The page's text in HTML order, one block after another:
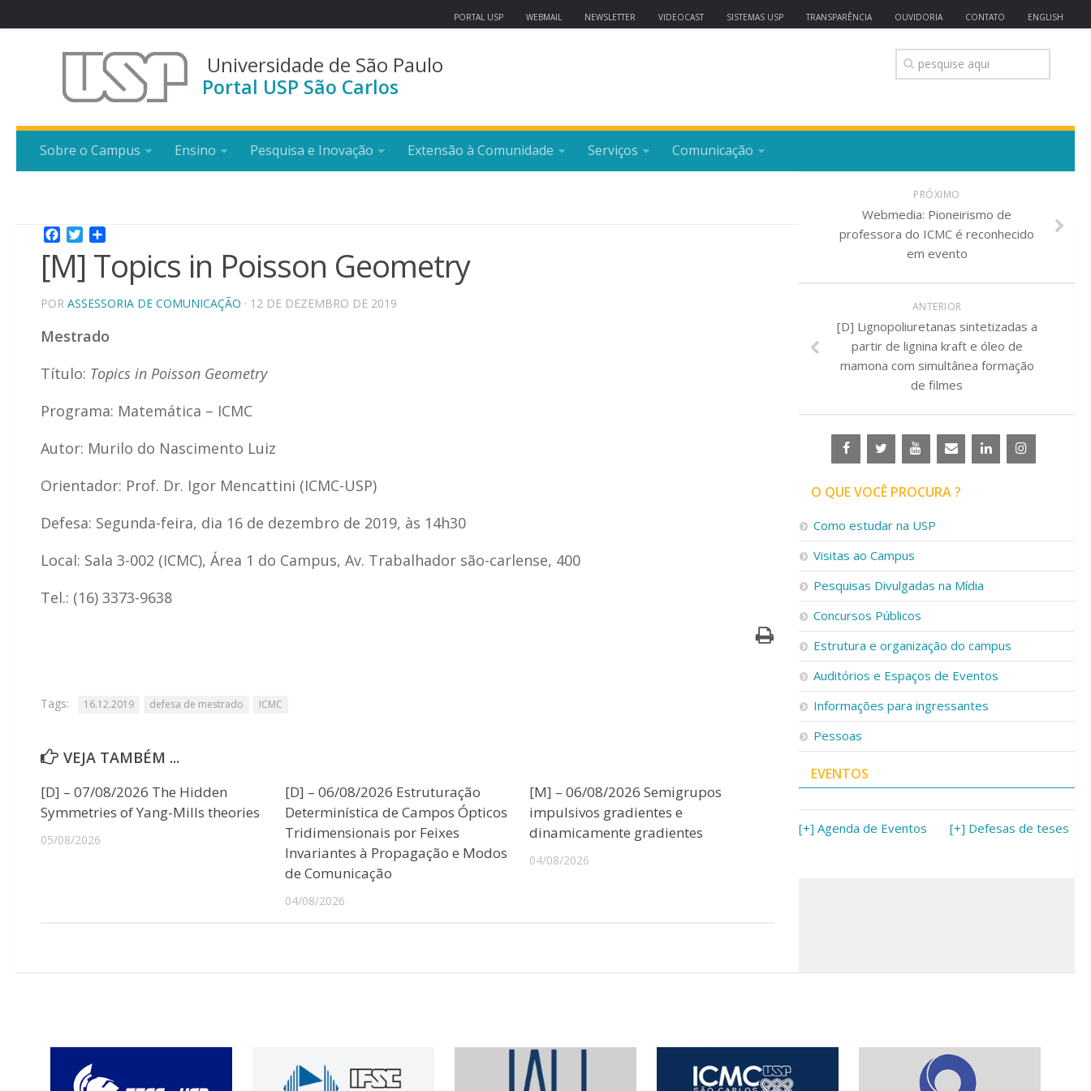
PORTAL USP WEBMAIL NEWSLETTER VIDEOCAST SISTEMAS USP TRANSPARÊNCIA OUVIDORIA CONTATO ENGLISH
Universidade de São Paulo
Portal USP São Carlos
Sobre o Campus Ensino Pesquisa e Inovação Extensão à Comunidade Serviços Comunicação
Facebook
Twitter
[M] Topics in Poisson Geometry
POR ASSESSORIA DE COMUNICAÇÃO · 12 DE DEZEMBRO DE 2019
Mestrado
Título: Topics in Poisson Geometry
Programa: Matemática – ICMC
Autor: Murilo do Nascimento Luiz
Orientador: Prof. Dr. Igor Mencattini (ICMC-USP)
Defesa: Segunda-feira, dia 16 de dezembro de 2019, às 14h30
Local: Sala 3-002 (ICMC), Área 1 do Campus, Av. Trabalhador são-carlense, 400
Tel.: (16) 3373-9638
Tags: 16.12.2019 defesa de mestrado ICMC
VEJA TAMBÉM ...
[D] – 07/08/2026 The Hidden
Symmetries of Yang-Mills theories
05/08/2026
[D] – 06/08/2026 Estruturação
Determinística de Campos Ópticos
Tridimensionais por Feixes
Invariantes à Propagação e Modos
de Comunicação
04/08/2026
[M] – 06/08/2026 Semigrupos
impulsivos gradientes e
dinamicamente gradientes
04/08/2026
PRÓXIMO
Webmedia: Pioneirismo de
professora do ICMC é reconhecido
em evento
ANTERIOR
[D] Lignopoliuretanas sintetizadas a
partir de lignina kraft e óleo de
mamona com simultânea formação
de filmes
O QUE VOCÊ PROCURA ?
Como estudar na USP
Visitas ao Campus
Pesquisas Divulgadas na Mídia
Concursos Públicos
Estrutura e organização do campus
Auditórios e Espaços de Eventos
Informações para ingressantes
Pessoas
EVENTOS
[+] Agenda de Eventos [+] Defesas de teses